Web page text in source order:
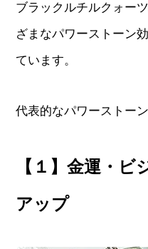
ブラックルチルクォー
ざまなパワーストーン
ています。
代表的なパワーストー
【１】金運・ビ
アップ